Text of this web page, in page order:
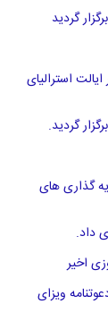
استرالیای
گذاری های
داد.
اخیر
ویزای